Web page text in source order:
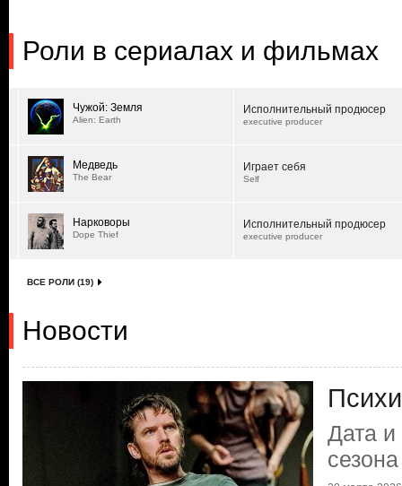
Роли в сериалах и фильмах
Чужой: Земля
Alien: Earth
Исполнительный продюсер
executive producer
Медведь
The Bear
Играет себя
Self
Нарковоры
Dope Thief
Исполнительный продюсер
executive producer
ВСЕ РОЛИ (19)
Новости
Дата и